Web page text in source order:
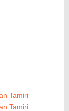
Tamiri
Tamiri